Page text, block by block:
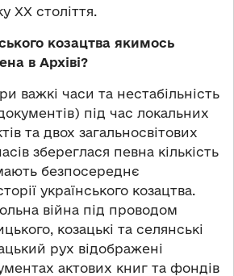
ХХ століття.
козацтва якимось
в Архіві?
важкі часи та нестабільність
під час локальних
та двох загальносвітових
збереглася певна кількість
безпосереднє
українського козацтва.
війна під проводом
козацькі та селянські
рух відображені
актових книг та фондів